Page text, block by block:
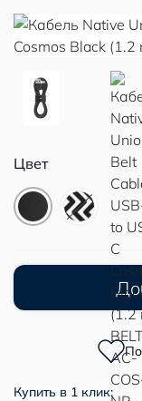
Цвет
Купить в 1 клик: